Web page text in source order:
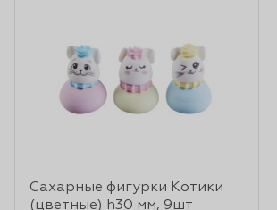
Сахарные фигурки Котики
(цветные) h30 мм, 9шт